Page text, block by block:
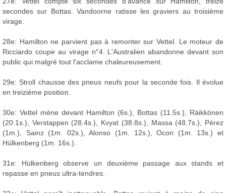
secondes sur Bottas. Vandoorne ratisse les graviers au troisième
virage.
28e: Hamilton ne parvient pas à remonter sur Vettel. Le moteur de
Ricciardo coupe au virage n°4. L'Australien abandonne devant son
public qui malgré tout l'acclame chaleureusement.
29e: Stroll chausse des pneus neufs pour la seconde fois. Il évolue
en treizième position.
30e: Vettel mène devant Hamilton (6s.), Bottas (11.5s.), Räikkönen
(20.1s.), Verstappen (28.4s.), Kvyat (38.8s.), Massa (48.7s.), Pérez
(1m.), Sainz (1m. 02s.), Alonso (1m. 12s.), Ocon (1m. 13s.) et
Hülkenberg (1m. 16s.).
31e: Hülkenberg observe un deuxième passage aux stands et
repasse en pneus ultra-tendres.